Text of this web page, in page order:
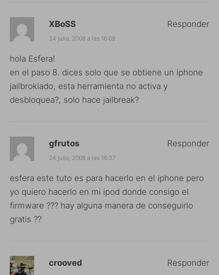
XBoSS
24 julio, 2008 a las 16:09
hola Esfera!
en el paso 8. dices solo que se obtiene un iphone
jailbrokiado, esta herramienta no activa y
desbloquea?, solo hace jailbreak?
Responder
gfrutos
24 julio, 2008 a las 16:37
esfera este tuto es para hacerlo en el iphone pero
yo quiero hacerlo en mi ipod donde consigo el
firmware ??? hay alguna manera de conseguirlo
gratis ??
Responder
crooved Responder